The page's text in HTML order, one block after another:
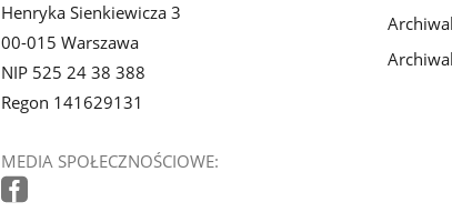
Henryka Sienkiewicza 3
00-015 Warszawa
NIP 525 24 38 388
Regon 141629131
MEDIA SPOŁECZNOŚCIOWE: